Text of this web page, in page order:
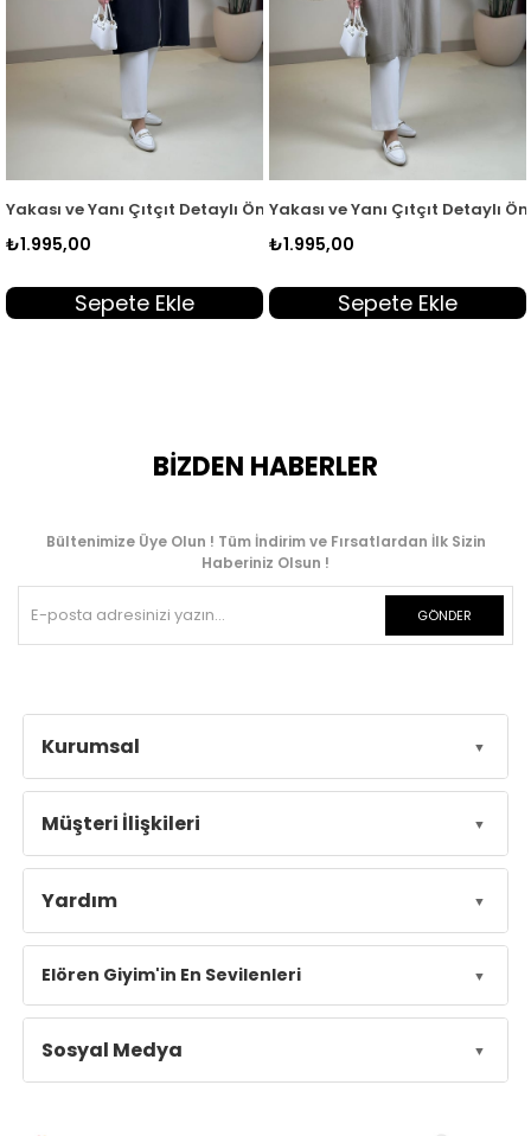
553Bomber Giyçık Haki ARM 553
Yakası ve Yanı Çıtçıt Detaylı Önü Fermuarlı Kadın Giyçık Kap
₺1.995,00
Sepete Ekle
Yakası ve Yanı Çıtçıt Detaylı
₺1.995,00
Sepete Ekle
BİZDEN HABERLER
Bültenimize Üye Olun ! Tüm İndirim ve Fırsatlardan İlk Sizin
Haberiniz Olsun !
GÖNDER
Kurumsal
Müşteri İlişkileri
Yardım
Elören Giyim'in En Sevilenleri
Sosyal Medya